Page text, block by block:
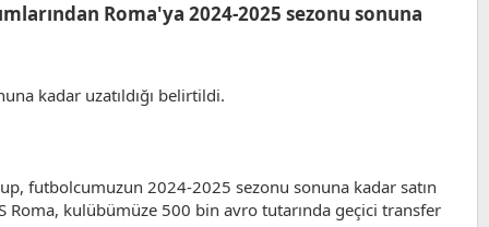
Roma'ya 2024-2025 sezonu sonuna
kadar uzatıldığı belirtildi.
futbolcumuzun 2024-2025 sezonu sonuna kadar satın
Roma, kulübümüze 500 bin avro tutarında geçici transfer